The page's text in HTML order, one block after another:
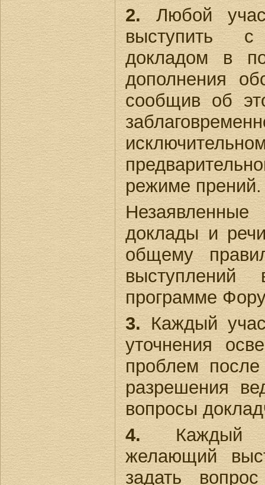
2.Любой
выступить с
докладом в
дополнения
сообщив об
режиме прений.
доклады и
общему
программе
3.Каждый
уточнения
проблем
разрешения
вопросы
4.Каждый
желающий
задать